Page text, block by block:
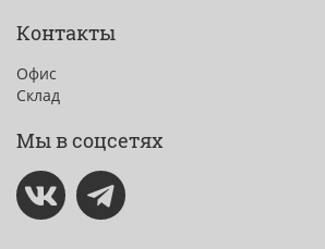
Контакты
Офис
Склад
Мы в соцсетях